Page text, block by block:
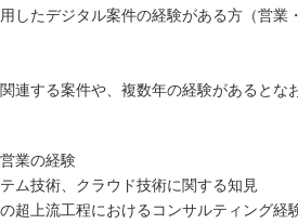
したデジタル案件の経験がある方（営業
連する案件や、複数年の経験があるとな
業の経験
ム技術、クラウド技術に関する知見
超上流工程におけるコンサルティング経